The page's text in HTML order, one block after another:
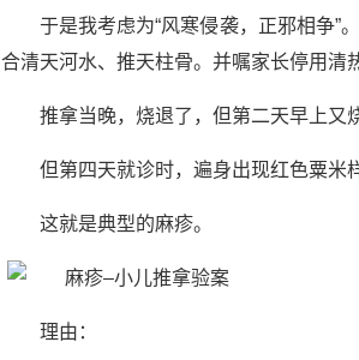
于是我考虑为“风寒侵袭，正邪相争”
合清天河水、推天柱骨。并嘱家长停用清
推拿当晚，烧退了，但第二天早上又
但第四天就诊时，遍身出现红色粟米
这就是典型的麻疹。
理由：